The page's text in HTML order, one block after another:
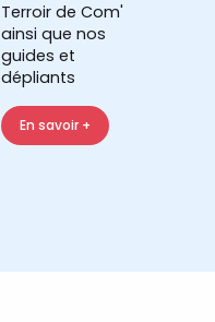
Terroir de Com'
ainsi que nos
guides et
dépliants
En savoir +